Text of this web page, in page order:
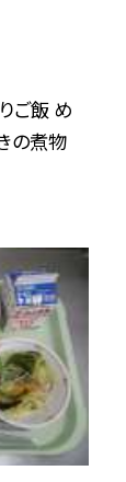
ご飯 め
の煮物